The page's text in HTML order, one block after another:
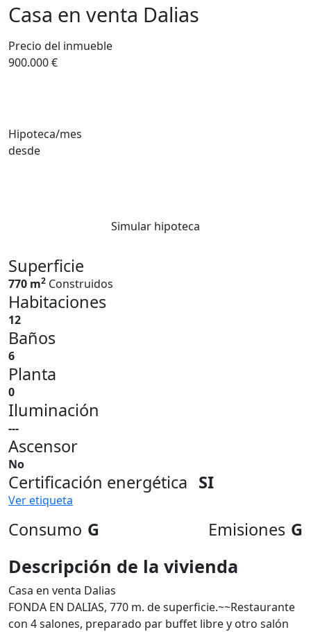
Casa en venta Dalias
Precio del inmueble
900.000 €
Hipoteca/mes
desde
Simular hipoteca
Superficie
770 m2 Construidos
Habitaciones
12
Baños
6
Planta
0
Iluminación
---
Ascensor
No
Certificación energética SI
Ver etiqueta
Consumo G Emisiones G
Descripción de la vivienda
Casa en venta Dalias
FONDA EN DALIAS, 770 m. de superficie.~~Restaurante
con 4 salones, preparado par buffet libre y otro salón